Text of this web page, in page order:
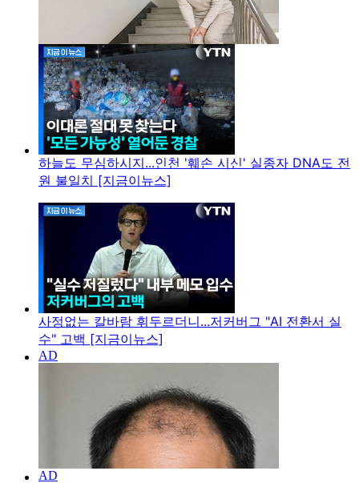
하늘도 무심하시지...인천 '훼손 시신' 실종자 DNA도 전
원 불일치 [지금이뉴스]
사정없는 칼바람 휘두르더니...저커버그 "AI 전환서 실
수" 고백 [지금이뉴스]